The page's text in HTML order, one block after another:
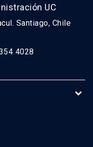
UC
Santiago, Chile
4028